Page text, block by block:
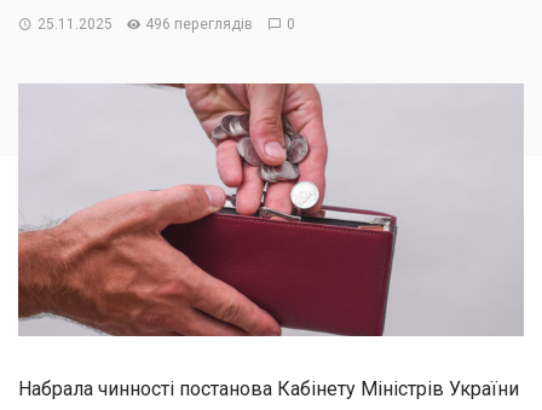
25.11.2025 496 переглядів 0
Набрала чинності постанова Кабінету Міністрів України